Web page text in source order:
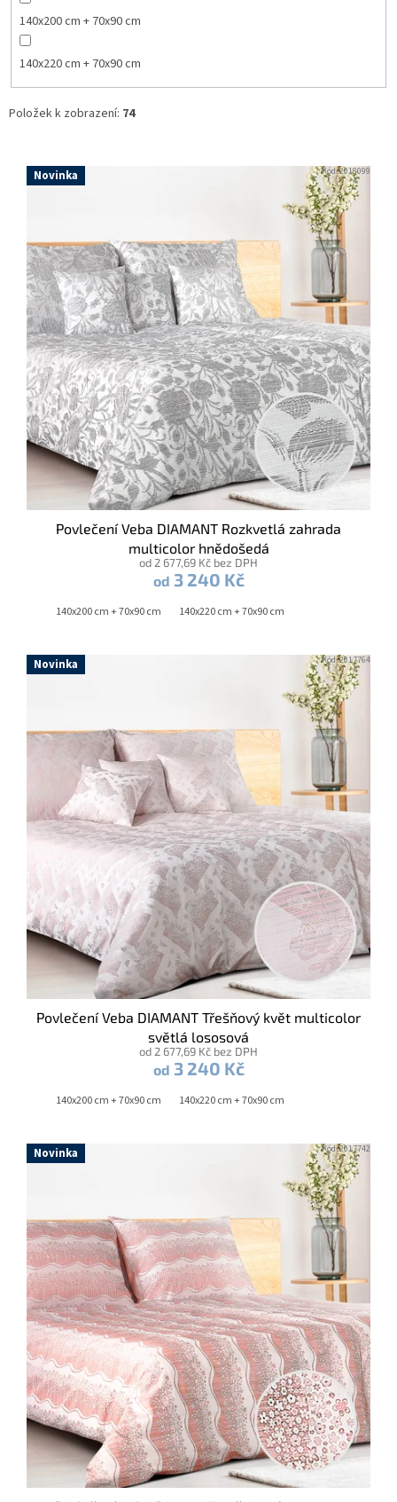
140x200 cm + 70x90 cm
140x220 cm + 70x90 cm
Položek k zobrazení: 74
Novinka
Povlečení Veba DIAMANT Rozkvetlá zahrada
multicolor hnědošedá
od 2 677,69 Kč bez DPH
od 3 240 Kč
140x200 cm + 70x90 cm 140x220 cm + 70x90 cm
Kód:2018099
Novinka
Povlečení Veba DIAMANT Třešňový květ multicolor
světlá lososová
od 2 677,69 Kč bez DPH
od 3 240 Kč
140x200 cm + 70x90 cm 140x220 cm + 70x90 cm
Kód:2017764
Novinka Kód:2017742